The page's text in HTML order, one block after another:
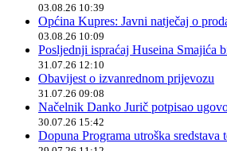
03.08.26 10:39
Općina Kupres: Javni natječaj o
03.08.26 10:09
Posljednji ispraćaj Huseina Smajića
31.07.26 12:10
Obavijest o izvanrednom prijevozu
31.07.26 09:08
Načelnik Danko Jurič potpisao
30.07.26 15:42
Dopuna Programa utroška